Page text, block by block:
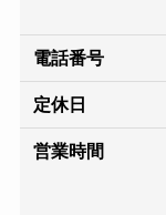
電話番号
定休日
営業時間